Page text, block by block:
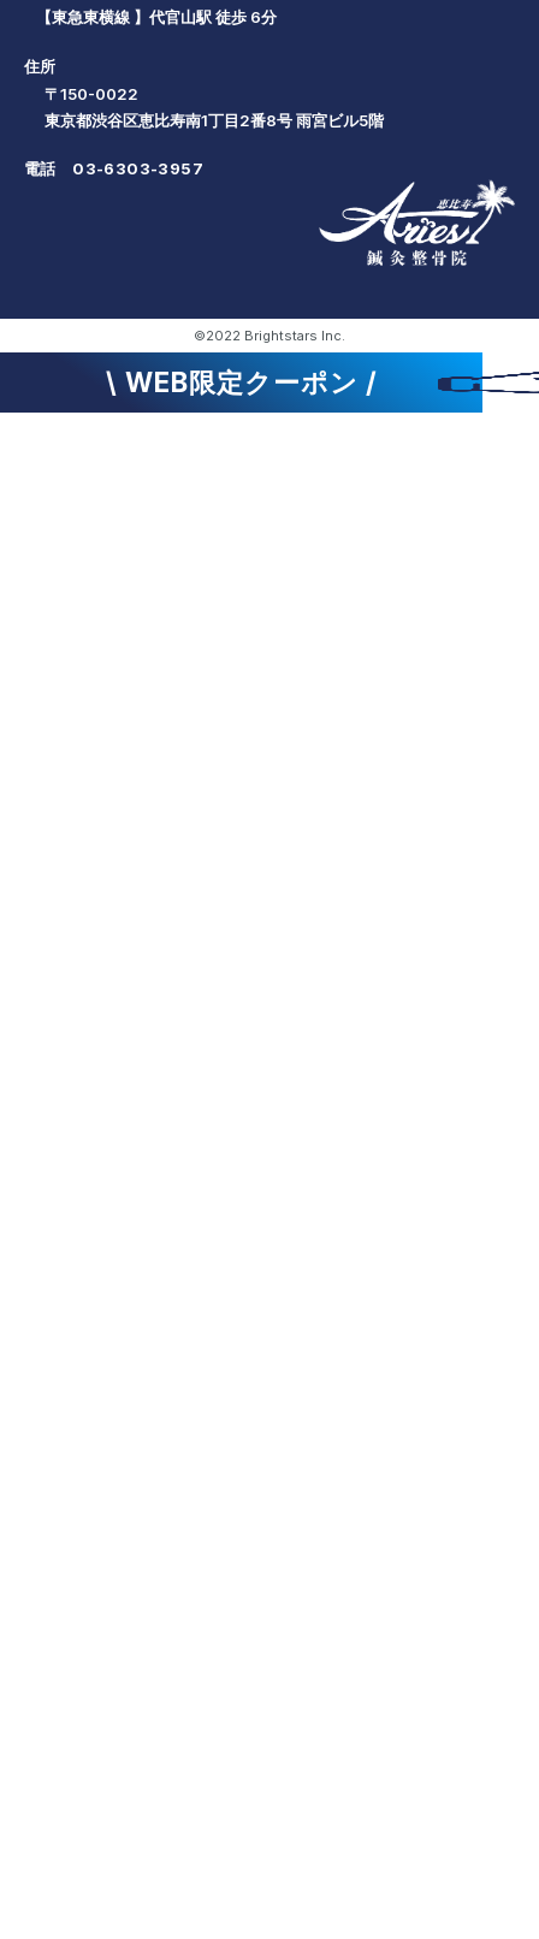
【東急東横線 】代官山駅 徒歩 6分
住所
〒150-0022
東京都渋谷区恵比寿南1丁目2番8号 雨宮ビル5階
電話 03-6303-3957
©2022 Brightstars Inc.
\ WEB限定クーポン /